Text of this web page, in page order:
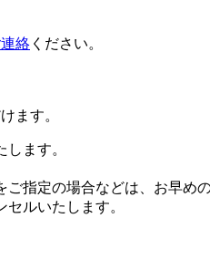
絡 ください。
ます。
ます。
指定の場合などは、お早め
ルいたします。